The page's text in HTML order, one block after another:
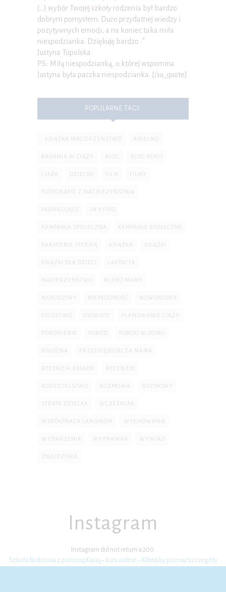
(…) wybór Twojej szkoły rodzenia był bardzo
dobrym pomysłem. Dużo przydatnej wiedzy i
pozytywnych emocji, a na koniec taka miła
niespodzianka. Dziękuję bardzo :*
Justyna Topolska
P.S.: Miłą niespodzianką, o której wspomina
Justyna była paczka niespodzianka. [/su_quote]
POPULARNE TAGI:
. KSIĄŻKA MACIERZYŃSTWO ANIELNO
BADANIA W CIĄŻY BLOG BLOG ROKU
CIĄŻA DZIECKO FILM FILMY
FOTOGRAFIE Z MACIERZYŃSTWA
INSPIRUJĄCE IN VITRO
KAMPANIA SPOŁECZNA KAMPANIE SPOŁECZNE
KARMIENIE PIERSIĄ KSIĄŻKA KSIĄŻKI
KSIĄŻKI DLA DZIECI LAKTACJA
MACIERZYŃSTWO MLEKO MAMY
NARODZINY NIEPŁODNOŚĆ NOWORODEK
OJCOSTWO OSOBISTE PLANOWANIE CIĄŻY
PORONIENIE PORÓD PORÓD W DOMU
POŁOŻNA PRZEDSIĘBIORCZA MAMA
RECENZJA KSIĄŻKI RECENZJE
RODZICIELSTWO ROZMOWA ROZMOWY
STRATA DZIECKA WCZEŚNIAK
WSPÓŁPRACA LANSINOH WYCHOWANIE
WYDARZENIA WYPRAWKA WYWIAD
ZNALEZISKA
Instagram
Instagram did not return a 200.
Szkoła Rodzenia z położną Kasią – kurs online – Kliknij by poznać szczegóły